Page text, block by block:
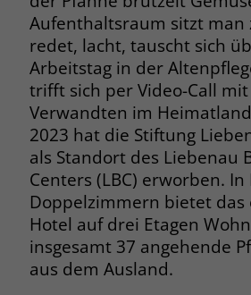
Aufenthaltsraum sitzt man
redet, lacht, tauscht sich
Arbeitstag in der
trifft sich per Video-Call
Verwandten im
2023 hat die Stiftung
als Standort des Liebenau
Centers (LBC) erworben. In
Doppelzimmern bietet das
Hotel auf drei Etagen
insgesamt 37 angehende
aus dem Ausland.
Name __cf_bm
Anbieter .fonts.net
Laufzeit 30 Minuten
Zweck
This cookie, set by
support Cloudflare
Name JSessionID
Anbieter jobs.stiftung-
Name _gcl_au
Anbieter Google Ads
Laufzeit 90 Tage
Zweck Enthält eine
Name _gcl_aw
Anbieter Google Ads